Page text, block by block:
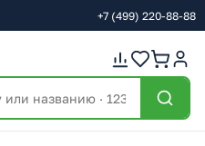
+7 (499) 220-88-88